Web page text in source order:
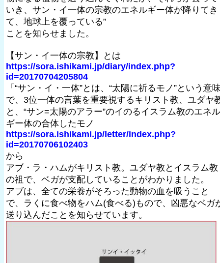
いき、サン・イ一体の宗教のエネルギー体が降りてき
て、地球上を覆っている”
ことを知らせました。
【サン・イ一体の宗教】とは
https://sora.ishikami.jp/diary/index.php?
id=20170704205804
「“サン・イ・一体”とは、“太陽に祈るモノ”という意
で、3位一体の言葉を重要視するキリスト教、ユダヤ
と、“サン=太陽のアラー”のイのるイスラム教のエネル
ギー体の合体したモノ
https://sora.ishikami.jp/letter/index.php?
id=20170706102403
から
アブ・ラ・ハムがキリスト教。ユダヤ教とイスラム教
の祖で、ベガが支配していることがわかりました。
アブは、全ての栄養がそろった動物の血を吸うこと
で、ラくに食べ物をハム(食べる)もので、凶悪なベガ
送り込んだことを知らせています。